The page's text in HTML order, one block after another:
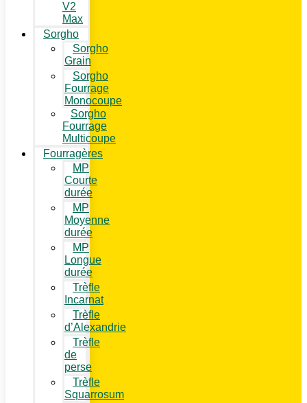
V2
Max
Sorgho
Sorgho
Grain
Sorgho
Fourrage
Monocoupe
Sorgho
Fourrage
Multicoupe
Fourragères
MP
Courte
durée
MP
Moyenne
durée
MP
Longue
durée
Trèfle
Incarnat
Trèfle
d’Alexandrie
Trèfle
de
perse
Trèfle
Squarrosum